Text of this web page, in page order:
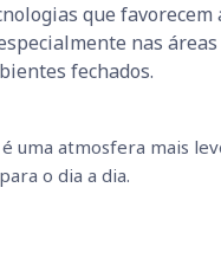
que favorecem
nas
fechados.
uma atmosfera mais
o dia a dia.